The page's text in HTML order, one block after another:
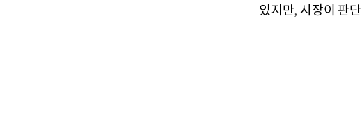
있지만,시장이 판